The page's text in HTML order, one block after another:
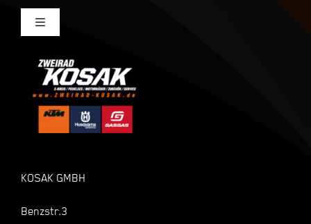
KOSAK GMBH
Benzstr.3
Toggle
Mein Konto
Kasse